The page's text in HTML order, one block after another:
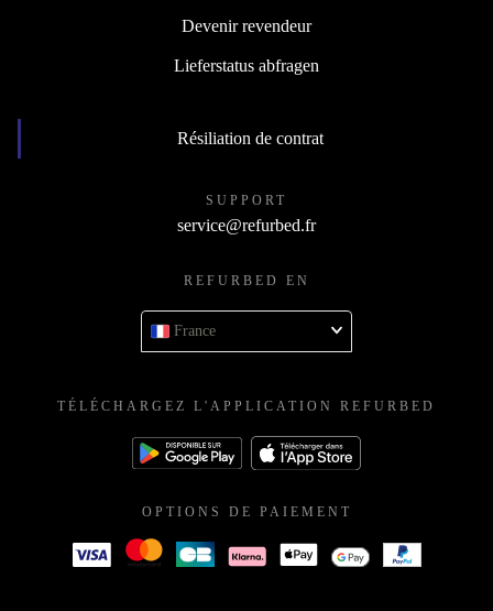
Devenir revendeur
Lieferstatus abfragen
Résiliation de contrat
SUPPORT
service@refurbed.fr
REFURBED EN
France
TÉLÉCHARGEZ L'APPLICATION REFURBED
OPTIONS DE PAIEMENT